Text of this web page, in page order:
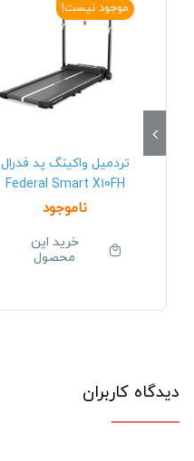
موجود نیست!
تردمیل واکینگ پد فدرال
Federal Smart X10FH
ناموجود
خرید این
محصول
دیدگاه کاربران